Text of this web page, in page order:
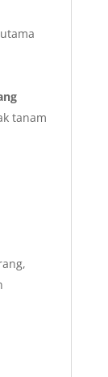
tanam